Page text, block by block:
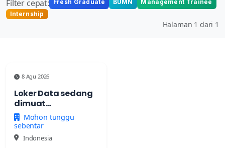
Filter cepat: Fresh Graduate BUMN
Management Trainee
Internship
Halaman 1 dari 1
8 Agu 2026
Loker Data sedang
dimuat...
Mohon tunggu
sebentar
Indonesia